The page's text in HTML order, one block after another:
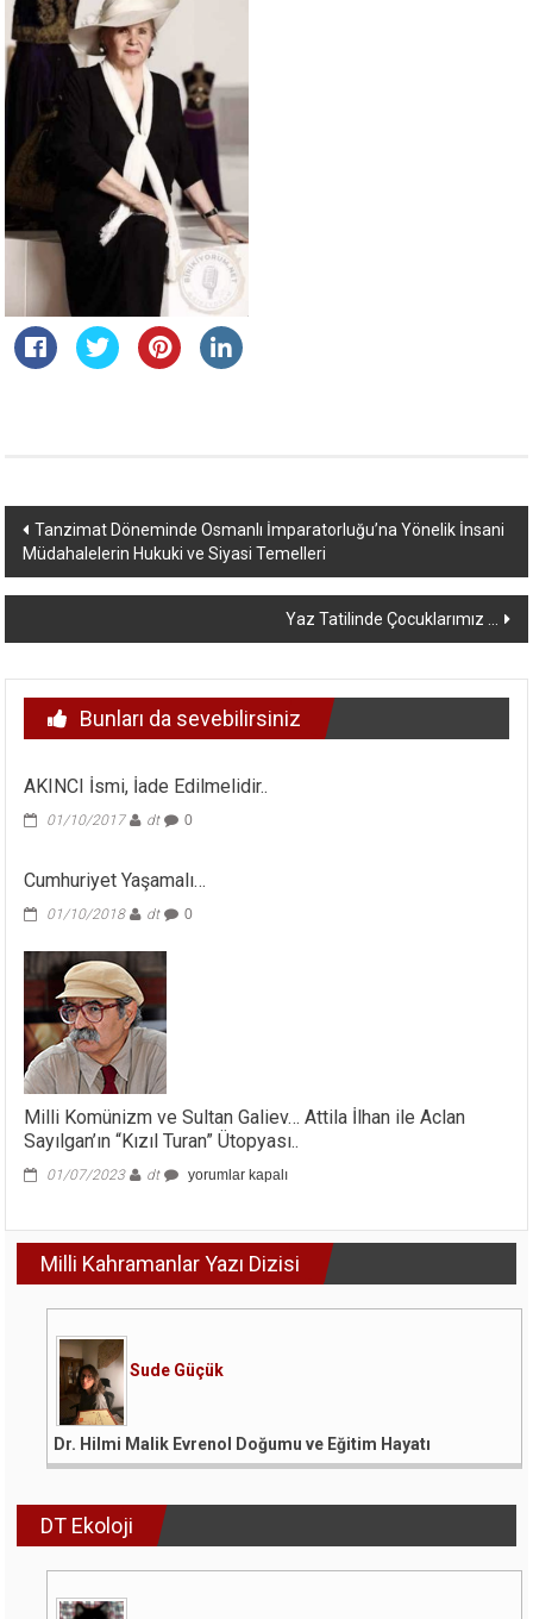
Yazı
dolaşımı
Tanzimat Döneminde Osmanlı İmparatorluğu’na Yönelik İnsani
Müdahalelerin Hukuki ve Siyasi Temelleri
Yaz Tatilinde Çocuklarımız …
Bunları da sevebilirsiniz
AKINCI İsmi, İade Edilmelidir..
01/10/2017 dt 0
Cumhuriyet Yaşamalı…
01/10/2018 dt 0
Milli Komünizm ve Sultan Galiev… Attila İlhan ile Aclan
Sayılgan’ın “Kızıl Turan” Ütopyası..
01/07/2023 dt
Milli
Galiev…
Attila
Sayılgan’ın
için
yorumlar kapalı
Milli Kahramanlar Yazı Dizisi
Sude Güçük
Dr. Hilmi Malik Evrenol Doğumu ve Eğitim Hayatı
DT Ekoloji